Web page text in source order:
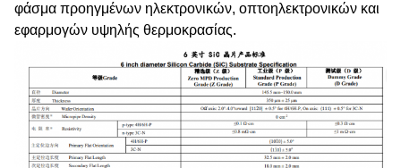
φάσμα προηγμένων ηλεκτρονικών, οπτοηλεκτρονικών και
εφαρμογών υψηλής θερμοκρασίας.